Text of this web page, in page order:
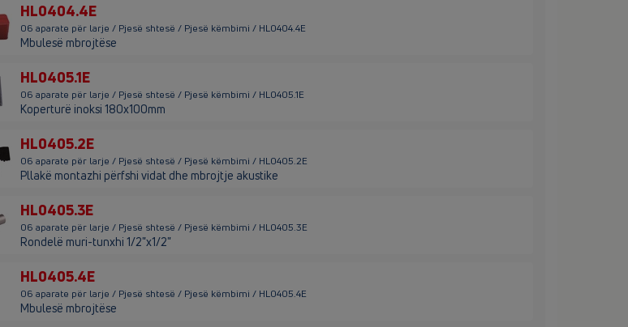
HL0404.4E
06 aparate për larje / Pjesë shtesë / Pjesë këmbimi / HL0404.4E
Mbulesë mbrojtëse
HL0405.1E
06 aparate për larje / Pjesë shtesë / Pjesë këmbimi / HL0405.1E
Koperturë inoksi 180x100mm
HL0405.2E
06 aparate për larje / Pjesë shtesë / Pjesë këmbimi / HL0405.2E
Pllakë montazhi përfshi vidat dhe mbrojtje akustike
HL0405.3E
06 aparate për larje / Pjesë shtesë / Pjesë këmbimi / HL0405.3E
Rondelë muri-tunxhi 1/2"x1/2"
HL0405.4E
06 aparate për larje / Pjesë shtesë / Pjesë këmbimi / HL0405.4E
Mbulesë mbrojtëse